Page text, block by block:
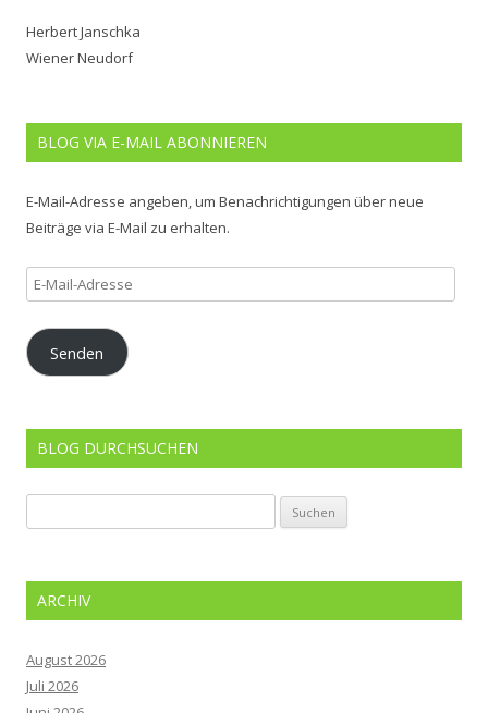
Herbert Janschka
Wiener Neudorf
BLOG VIA E-MAIL ABONNIEREN
E-Mail-Adresse angeben, um Benachrichtigungen über neue
Beiträge via E-Mail zu erhalten.
E-
Mail-
Adresse
Senden
BLOG DURCHSUCHEN
nach:
ARCHIV
August 2026
Juli 2026